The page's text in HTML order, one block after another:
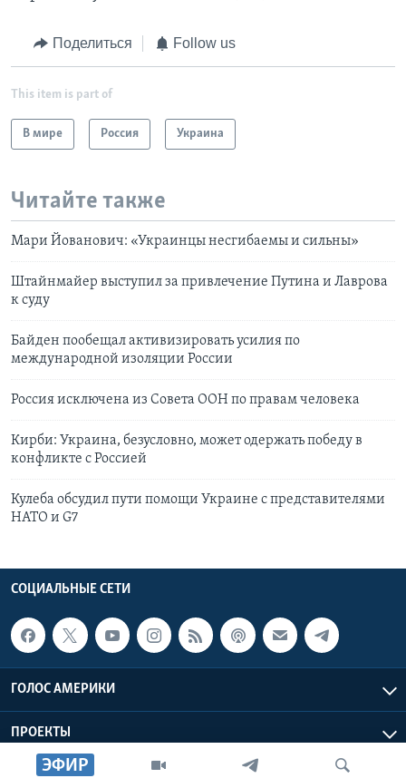
ЭФИР
Поделиться Follow us
This item is part of
В мире Россия Украина
Читайте также
Мари Йованович: «Украинцы несгибаемы и сильны»
Штайнмайер выступил за привлечение Путина и Лаврова
к суду
Байден пообещал активизировать усилия по
международной изоляции России
Россия исключена из Совета ООН по правам человека
Кирби: Украина, безусловно, может одержать победу в
конфликте с Россией
Кулеба обсудил пути помощи Украине с представителями
НАТО и G7
СОЦИАЛЬНЫЕ СЕТИ
ГОЛОС АМЕРИКИ
ПРОЕКТЫ